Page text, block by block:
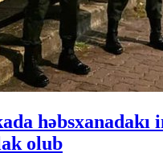
həbsxanadakı
olub